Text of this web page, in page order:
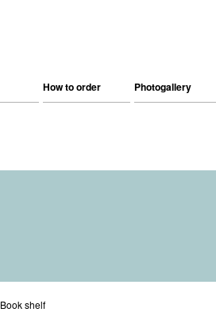
How to order Photogallery
Book shelf